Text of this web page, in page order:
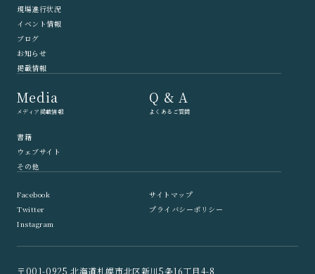
現場進行状況
イベント情報
ブログ
お知らせ
掲載情報
Media
メディア掲載情報
書籍
ウェブサイト
その他
Q & A
よくあるご質問
Facebook
Twitter
Instagram
サイトマップ
プライバシーポリシー
〒001-0925 北海道札幌市北区新川5条16丁目4-8